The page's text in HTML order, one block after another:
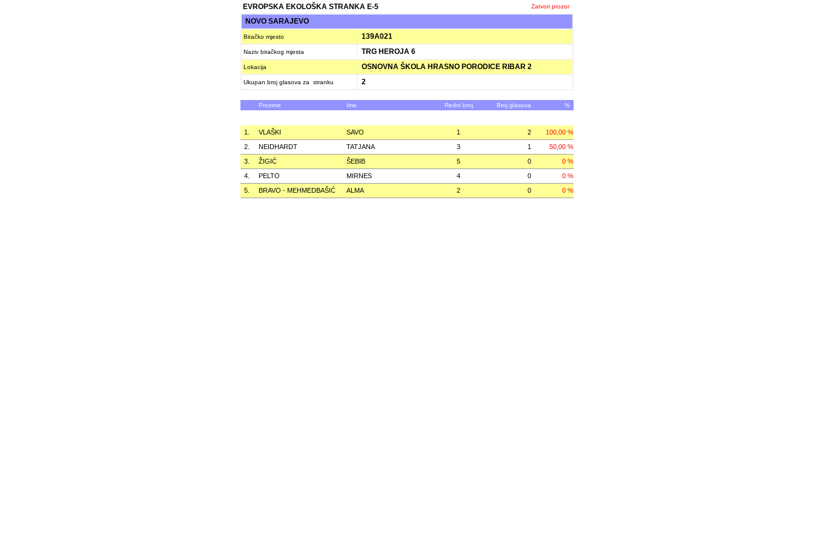
EVROPSKA EKOLOŠKA STRANKA E-5 Zatvori prozor
NOVO SARAJEVO
Biračko mjesto 139A021
Naziv biračkog mjesta TRG HEROJA 6
Lokacija OSNOVNA ŠKOLA HRASNO PORODICE RIBAR 2
Ukupan broj glasova za stranku 2
Prezime Ime Redni broj Broj glasova %
1. VLAŠKI SAVO 1 2
100,00 %
2.
NEIDHARDT TATJANA 3 1
50,00 %
3.
ŽIGIĆ ŠEBIB 5 0
0 %
4.
PELTO MIRNES 4 0
0 %
5.
BRAVO - MEHMEDBAŠIĆ ALMA 2 0 0 %